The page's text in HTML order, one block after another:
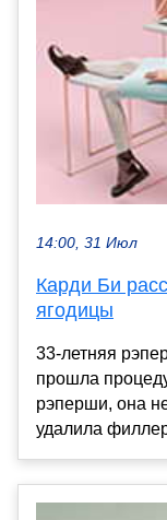
14:00, 31 Июл
Карди Би
ягодицы
33-летняя
прошла
рэперши, она
удалила